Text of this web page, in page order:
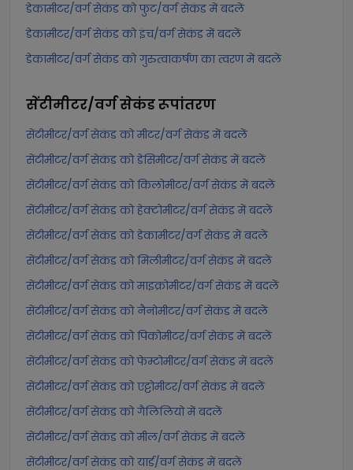
डेकामीटर/वर्ग सेकंड को फुट/वर्ग सेकंड में बदलें
डेकामीटर/वर्ग सेकंड को इंच/वर्ग सेकंड में बदलें
डेकामीटर/वर्ग सेकंड को गुरुत्वाकर्षण का त्वरण में बदलें
सेंटीमीटर/वर्ग सेकंडरूपांतरण
सेंटीमीटर/वर्ग सेकंड को मीटर/वर्ग सेकंड में बदलें
सेंटीमीटर/वर्ग सेकंड को डेसिमीटर/वर्ग सेकंड में बदलें
सेंटीमीटर/वर्ग सेकंड को किलोमीटर/वर्ग सेकंड में बदलें
सेंटीमीटर/वर्ग सेकंड को हेक्टोमीटर/वर्ग सेकंड में बदलें
सेंटीमीटर/वर्ग सेकंड को डेकामीटर/वर्ग सेकंड में बदलें
सेंटीमीटर/वर्ग सेकंड को मिलीमीटर/वर्ग सेकंड में बदलें
सेंटीमीटर/वर्ग सेकंड को माइक्रोमीटर/वर्ग सेकंड में बदलें
सेंटीमीटर/वर्ग सेकंड को नैनोमीटर/वर्ग सेकंड में बदलें
सेंटीमीटर/वर्ग सेकंड को पिकोमीटर/वर्ग सेकंड में बदलें
सेंटीमीटर/वर्ग सेकंड को फेम्टोमीटर/वर्ग सेकंड में बदलें
सेंटीमीटर/वर्ग सेकंड को एट्टोमीटर/वर्ग सेकंड में बदलें
सेंटीमीटर/वर्ग सेकंड को गैलिलियो में बदलें
सेंटीमीटर/वर्ग सेकंड को मील/वर्ग सेकंड में बदलें
सेंटीमीटर/वर्ग सेकंड को यार्ड/वर्ग सेकंड में बदलें